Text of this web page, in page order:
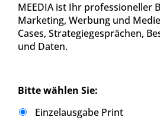
MEEDIA ist Ihr professioneller
Marketing, Werbung und
Cases, Strategiegesprächen,
und Daten.
Bitte wählen Sie:
Einzelausgabe Print